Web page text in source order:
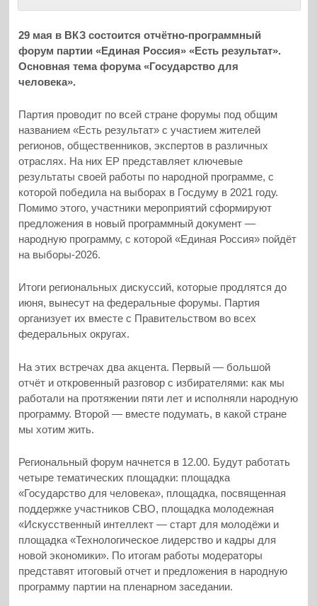
29 мая в ВКЗ состоится отчётно-программный
форум партии «Единая Россия» «Есть результат».
Основная тема форума «Государство для
человека».
Партия проводит по всей стране форумы под общим
названием «Есть результат» с участием жителей
регионов, общественников, экспертов в различных
отраслях. На них ЕР представляет ключевые
результаты своей работы по народной программе, с
которой победила на выборах в Госдуму в 2021 году.
Помимо этого, участники мероприятий сформируют
предложения в новый программный документ —
народную программу, с которой «Единая Россия» пойдёт
на выборы-2026.
Итоги региональных дискуссий, которые продлятся до
июня, вынесут на федеральные форумы. Партия
организует их вместе с Правительством во всех
федеральных округах.
На этих встречах два акцента. Первый — большой
отчёт и откровенный разговор с избирателями: как мы
работали на протяжении пяти лет и исполняли народную
программу. Второй — вместе подумать, в какой стране
мы хотим жить.
Региональный форум начнется в 12.00. Будут работать
четыре тематических площадки: площадка
«Государство для человека», площадка, посвященная
поддержке участников СВО, площадка молодежная
«Искусственный интеллект — старт для молодёжи и
площадка «Технологическое лидерство и кадры для
новой экономики». По итогам работы модераторы
представят итоговый отчет и предложения в народную
программу партии на пленарном заседании.